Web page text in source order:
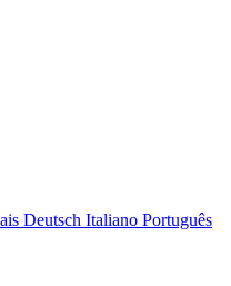
Deutsch Italiano Português